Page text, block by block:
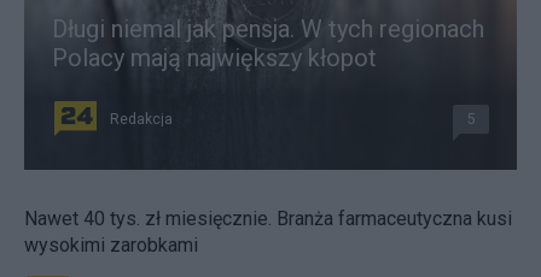
Długi niemal jak pensja. W tych regionach
Polacy mają największy kłopot
Redakcja 5
Nawet 40 tys. zł miesięcznie. Branża farmaceutyczna kusi
wysokimi zarobkami